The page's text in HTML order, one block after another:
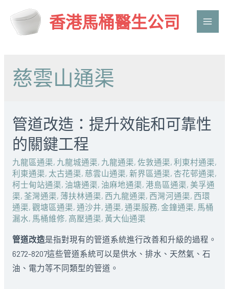
香港馬桶醫生公司
Main
慈雲山通渠
管道改造：提升效能和可靠性
的關鍵工程
九龍區通渠, 九龍城通渠, 九龍通渠, 佐敦通渠, 利東村通渠,
利東通渠, 太古通渠, 慈雲山通渠, 新界區通渠, 杏花邨通渠,
柯士甸站通渠, 油塘通渠, 油麻地通渠, 港島區通渠, 美孚通
渠, 荃灣通渠, 薄扶林通渠, 西九龍通渠, 西灣河通渠, 西環
通渠, 觀塘區通渠, 通沙井, 通渠, 通渠服務, 金鐘通渠, 馬桶
漏水, 馬桶維修, 高壓通渠, 黃大仙通渠
管道改造是指對現有的管道系統進行改善和升級的過程。
6272-8207這些管道系統可以是供水、排水、天然氣、石
油、電力等不同類型的管道。